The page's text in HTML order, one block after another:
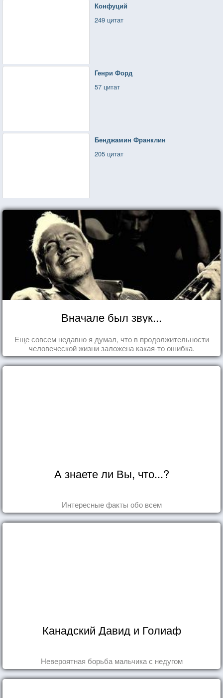
Конфуций
249 цитат
Генри Форд
57 цитат
Бенджамин Франклин
205 цитат
Вначале был звук...
Еще совсем недавно я думал, что в продолжительности
человеческой жизни заложена какая-то ошибка.
А знаете ли Вы, что...?
Интересные факты обо всем
Канадский Давид и Голиаф
Невероятная борьба мальчика с недугом